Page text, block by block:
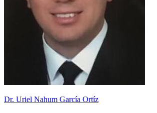
Dr. Uriel Nahum García Ortíz